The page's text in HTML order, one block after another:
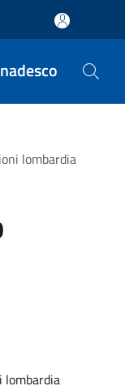
lombardia
lombardia